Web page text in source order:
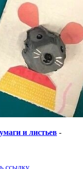
и листьев -
ссылку